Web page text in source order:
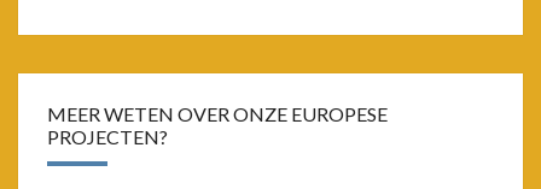
MEER WETEN OVER ONZE EUROPESE
PROJECTEN?